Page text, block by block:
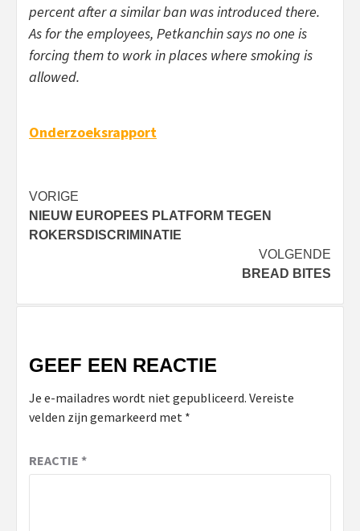
percent after a similar ban was introduced there.
As for the employees, Petkanchin says no one is
forcing them to work in places where smoking is
allowed.
Onderzoeksrapport
Bericht
navigatie
VORIGE
NIEUW EUROPEES PLATFORM TEGEN
ROKERSDISCRIMINATIE
VOLGENDE
BREAD BITES
GEEF EEN REACTIE
Je e-mailadres wordt niet gepubliceerd. Vereiste
velden zijn gemarkeerd met *
REACTIE *